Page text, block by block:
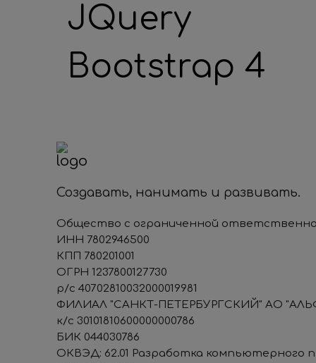
JQuery
Bootstrap 4
Создавать, нанимать и развивать.
Общество с ограниченной
ИНН 7802946500
КПП 780201001
ОГРН 1237800127730
р/с 40702810032000019981
ФИЛИАЛ "САНКТ-ПЕТЕРБУРГСКИЙ" АО
к/с 30101810600000000786
БИК 044030786
ОКВЭД: 62.01 Разработка компьютерного